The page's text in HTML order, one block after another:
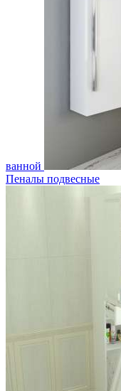
ванной
Пеналы подвесные